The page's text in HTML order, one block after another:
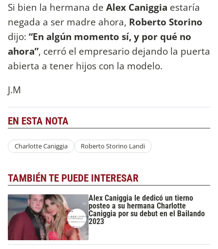
Si bien la hermana de Alex Caniggia estaría
negada a ser madre ahora, Roberto Storino
dijo: “En algún momento sí, y por qué no
ahora”, cerró el empresario dejando la puerta
abierta a tener hijos con la modelo.
J.M
EN ESTA NOTA
Charlotte Caniggia Roberto Storino Landi
TAMBIÉN TE PUEDE INTERESAR
Alex Caniggia le dedicó un tierno
posteo a su hermana Charlotte
Caniggia por su debut en el Bailando
2023